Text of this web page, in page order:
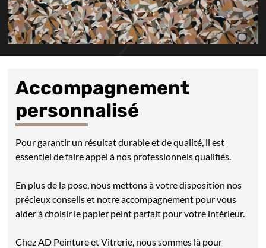
Accompagnement
personnalisé
Pour garantir un résultat durable et de qualité, il est
essentiel de faire appel à nos professionnels qualifiés.
En plus de la pose, nous mettons à votre disposition nos
précieux conseils et notre accompagnement pour vous
aider à choisir le papier peint parfait pour votre intérieur.
Chez AD Peinture et Vitrerie, nous sommes là pour